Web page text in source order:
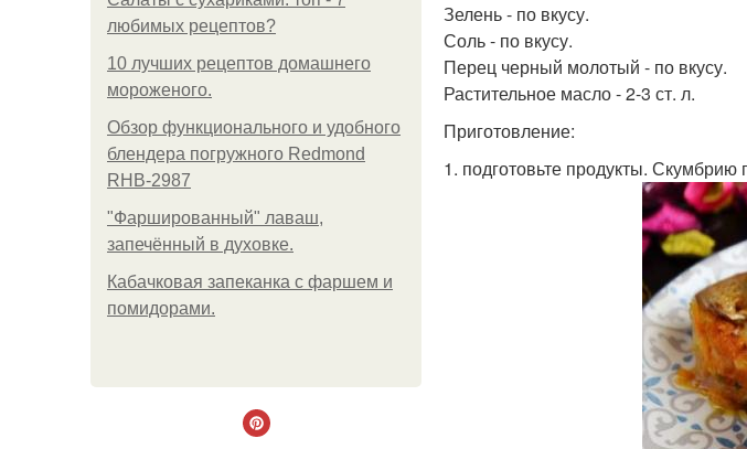
любимых рецептов?
10 лучших рецептов домашнего
мороженого.
Обзор функционального и удобного
блендера погружного Redmond
RHB-2987
"Фаршированный" лаваш,
запечённый в духовке.
Кабачковая запеканка с фаршем и
помидорами.
Зелень - по вкусу.
Соль - по вкусу.
Перец черный молотый - по вкусу.
Растительное масло - 2-3 ст. л.
Приготовление:
1. подготовьте продукты.